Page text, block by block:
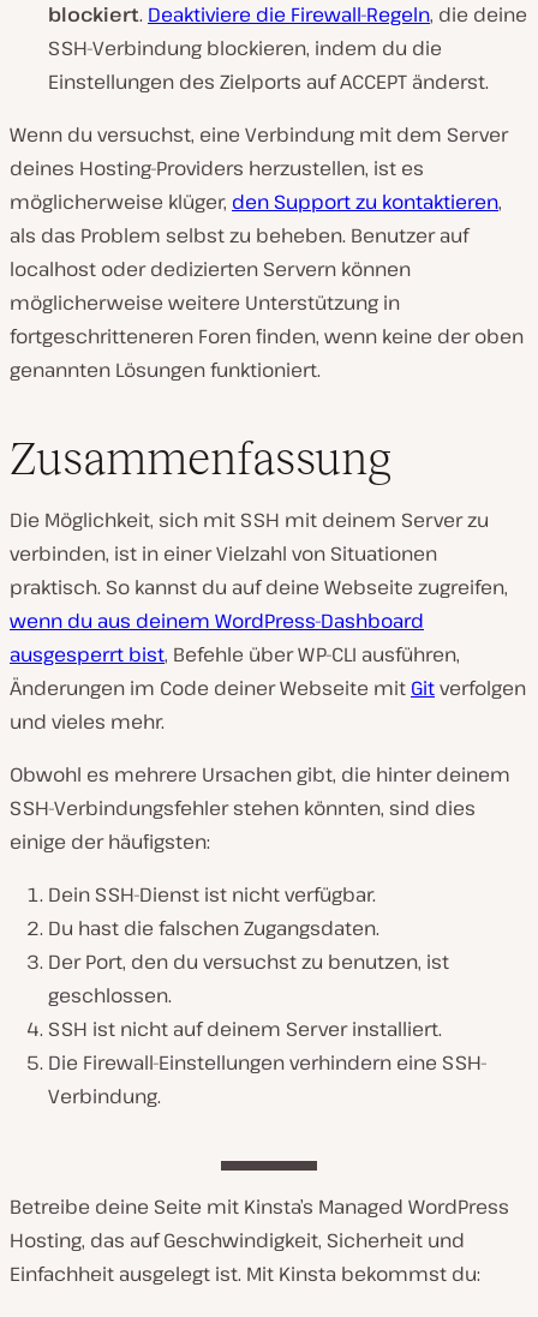
blockiert. Deaktiviere die Firewall-Regeln, die deine
SSH-Verbindung blockieren, indem du die
Einstellungen des Zielports auf ACCEPT änderst.
Wenn du versuchst, eine Verbindung mit dem Server
deines Hosting-Providers herzustellen, ist es
möglicherweise klüger, den Support zu kontaktieren,
als das Problem selbst zu beheben. Benutzer auf
localhost oder dedizierten Servern können
möglicherweise weitere Unterstützung in
fortgeschritteneren Foren finden, wenn keine der oben
genannten Lösungen funktioniert.
Zusammenfassung
Die Möglichkeit, sich mit SSH mit deinem Server zu
verbinden, ist in einer Vielzahl von Situationen
praktisch. So kannst du auf deine Webseite zugreifen,
wenn du aus deinem WordPress-Dashboard
ausgesperrt bist, Befehle über WP-CLI ausführen,
Änderungen im Code deiner Webseite mit Gitverfolgen
und vieles mehr.
Obwohl es mehrere Ursachen gibt, die hinter deinem
SSH-Verbindungsfehler stehen könnten, sind dies
einige der häufigsten:
Dein SSH-Dienst ist nicht verfügbar.
Du hast die falschen Zugangsdaten.
Der Port, den du versuchst zu benutzen, ist
geschlossen.
SSH ist nicht auf deinem Server installiert.
Die Firewall-Einstellungen verhindern eine SSH-
Verbindung.
Betreibe deine Seite mit Kinsta’s Managed WordPress
Hosting, das auf Geschwindigkeit, Sicherheit und
Einfachheit ausgelegt ist. Mit Kinsta bekommst du: